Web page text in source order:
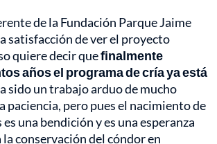
de la Fundación Parque Jaime
satisfacción de ver el proyecto
quiere decir quefinalmente
años el programa de cría ya está
sido un trabajo arduo de mucho
paciencia, pero pues el nacimiento de
una bendición y es una esperanza
conservación del cóndor en